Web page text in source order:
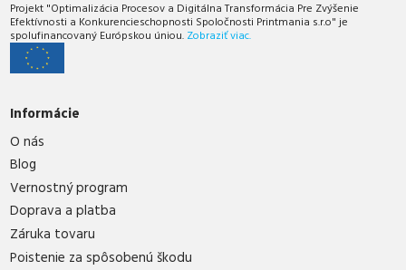
Projekt "Optimalizácia Procesov a Digitálna Transformácia Pre Zvýšenie
Efektívnosti a Konkurencieschopnosti Spoločnosti Printmania s.r.o" je
spolufinancovaný Európskou úniou. Zobraziť viac.
Informácie
O nás
Blog
Vernostný program
Doprava a platba
Záruka tovaru
Poistenie za spôsobenú škodu